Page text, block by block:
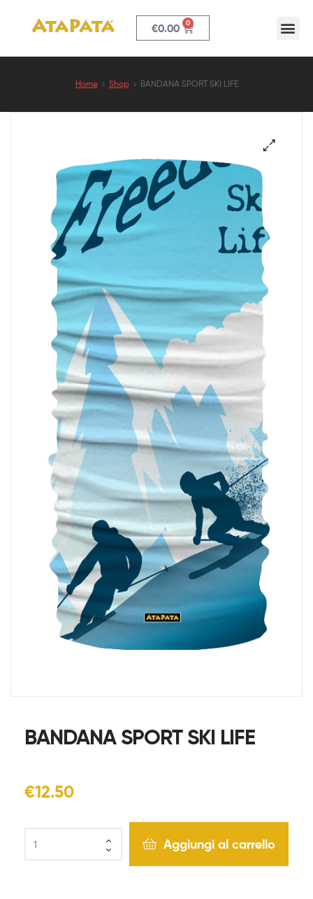
ATAPATA
€0.00 0
Home Shop BANDANA SPORT SKI LIFE
BANDANA SPORT SKI LIFE
€12.50
Aggiungi al carrello